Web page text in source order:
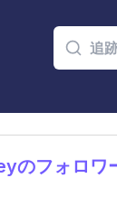
のフォロワ